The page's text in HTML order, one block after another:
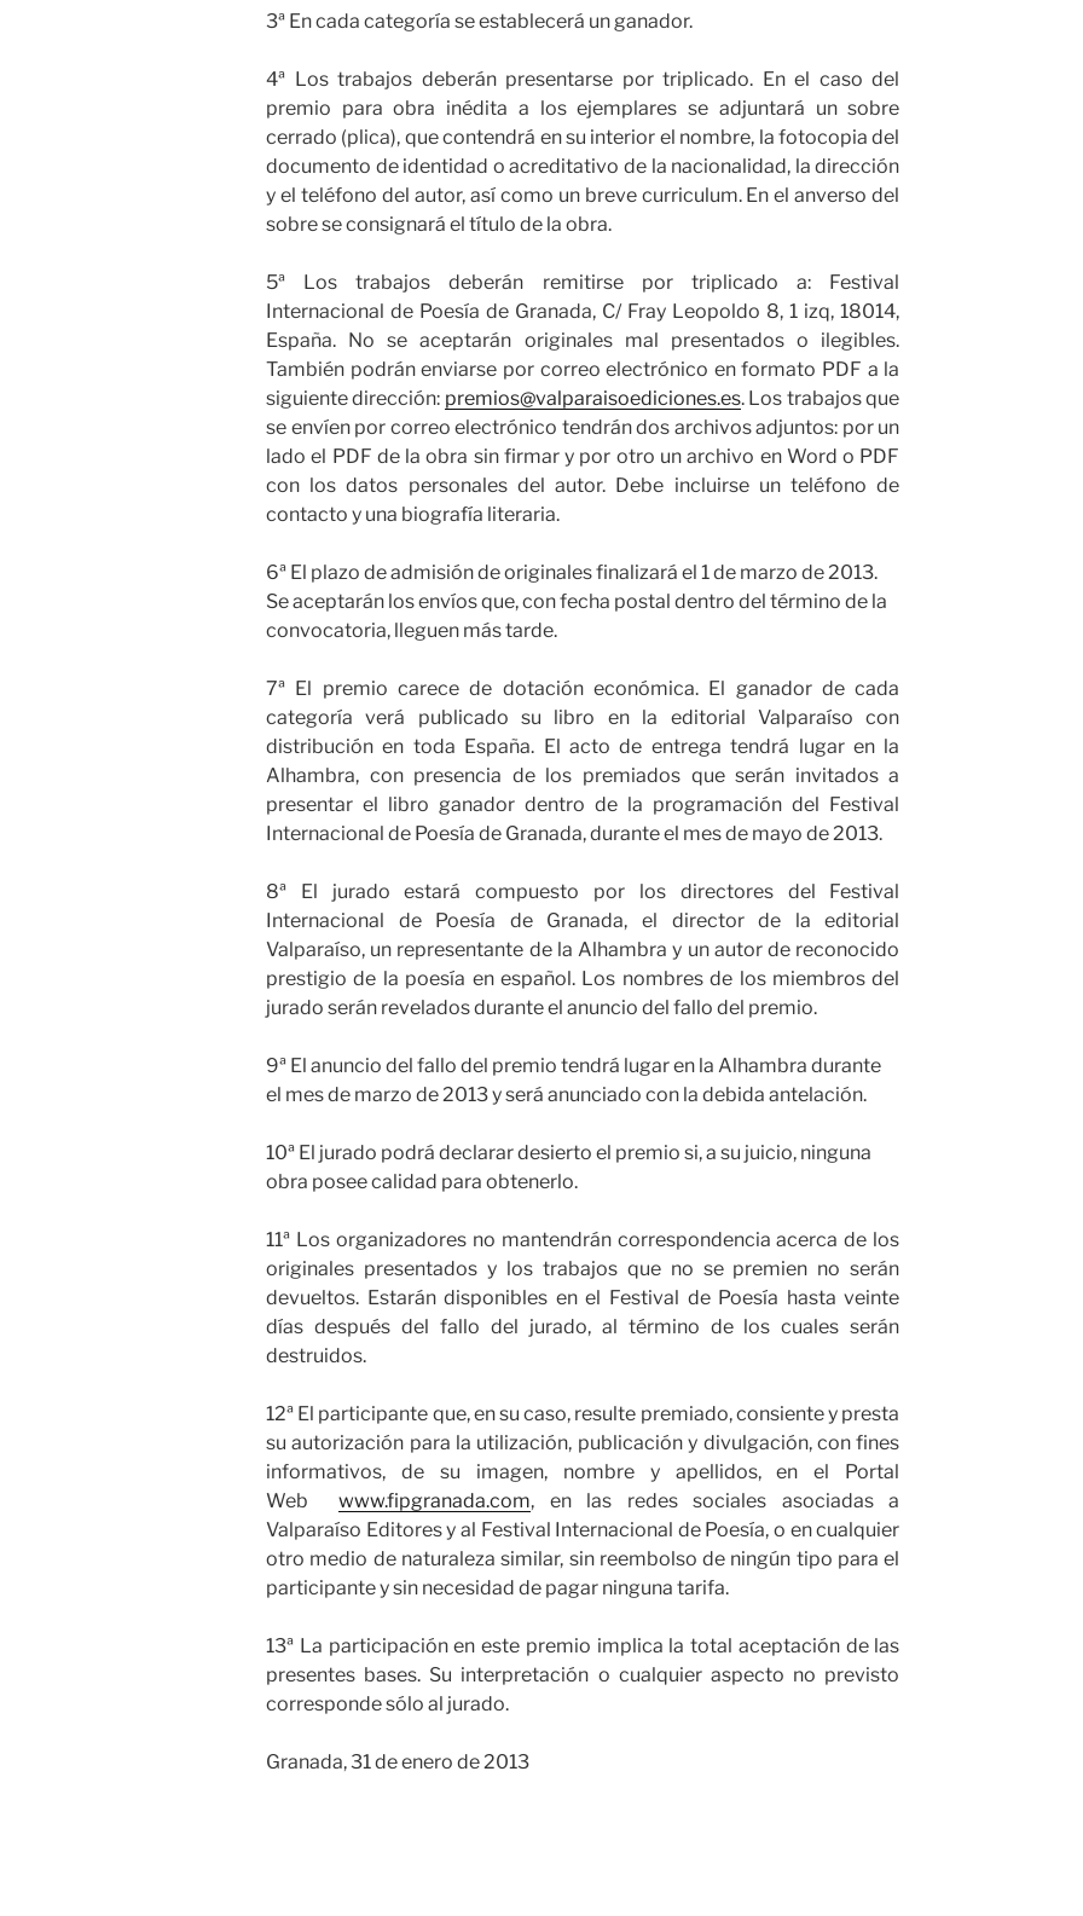
3ª En cada categoría se establecerá un ganador.
4ª Los trabajos deberán presentarse por triplicado. En el caso del
premio para obra inédita a los ejemplares se adjuntará un sobre
cerrado (plica), que contendrá en su interior el nombre, la fotocopia del
documento de identidad o acreditativo de la nacionalidad, la dirección
y el teléfono del autor, así como un breve curriculum. En el anverso del
sobre se consignará el título de la obra.
5ª Los trabajos deberán remitirse por triplicado a: Festival
Internacional de Poesía de Granada, C/ Fray Leopoldo 8, 1 izq, 18014,
España. No se aceptarán originales mal presentados o ilegibles.
También podrán enviarse por correo electrónico en formato PDF a la
siguiente dirección: premios@valparaisoediciones.es. Los trabajos que
se envíen por correo electrónico tendrán dos archivos adjuntos: por un
lado el PDF de la obra sin firmar y por otro un archivo en Word o PDF
con los datos personales del autor. Debe incluirse un teléfono de
contacto y una biografía literaria.
6ª El plazo de admisión de originales finalizará el 1 de marzo de 2013.
Se aceptarán los envíos que, con fecha postal dentro del término de la
convocatoria, lleguen más tarde.
7ª El premio carece de dotación económica. El ganador de cada
categoría verá publicado su libro en la editorial Valparaíso con
distribución en toda España. El acto de entrega tendrá lugar en la
Alhambra, con presencia de los premiados que serán invitados a
presentar el libro ganador dentro de la programación del Festival
Internacional de Poesía de Granada, durante el mes de mayo de 2013.
8ª El jurado estará compuesto por los directores del Festival
Internacional de Poesía de Granada, el director de la editorial
Valparaíso, un representante de la Alhambra y un autor de reconocido
prestigio de la poesía en español. Los nombres de los miembros del
jurado serán revelados durante el anuncio del fallo del premio.
9ª El anuncio del fallo del premio tendrá lugar en la Alhambra durante
el mes de marzo de 2013 y será anunciado con la debida antelación.
10ª El jurado podrá declarar desierto el premio si, a su juicio, ninguna
obra posee calidad para obtenerlo.
11ª Los organizadores no mantendrán correspondencia acerca de los
originales presentados y los trabajos que no se premien no serán
devueltos. Estarán disponibles en el Festival de Poesía hasta veinte
días después del fallo del jurado, al término de los cuales serán
destruidos.
12ª El participante que, en su caso, resulte premiado, consiente y presta
su autorización para la utilización, publicación y divulgación, con fines
informativos, de su imagen, nombre y apellidos, en el Portal
Webwww.fipgranada.com, en las redes sociales asociadas a
Valparaíso Editores y al Festival Internacional de Poesía, o en cualquier
otro medio de naturaleza similar, sin reembolso de ningún tipo para el
participante y sin necesidad de pagar ninguna tarifa.
13ª La participación en este premio implica la total aceptación de las
presentes bases. Su interpretación o cualquier aspecto no previsto
corresponde sólo al jurado.
Granada, 31 de enero de 2013